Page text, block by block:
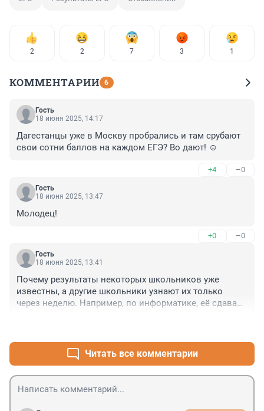
2 2 7 3 1
КОММЕНТАРИИ 6
Гость
18 июня 2025, 14:17
Дагестанцы уже в Москву пробрались и там срубают
свои сотни баллов на каждом ЕГЭ? Во дают! ☺️
+4 –0
Гость
18 июня 2025, 13:47
Молодец!
+0 –0
Гость
18 июня 2025, 13:41
Почему результаты некоторых школьников уже
известны, а другие школьники узнают их только
через неделю. Например, по информатике, её сдавали
Читать все комментарии